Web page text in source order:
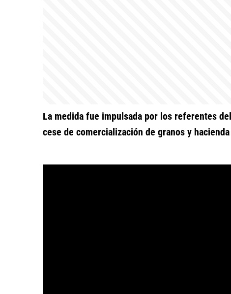
La medida fue impulsada por los referentes
cese de comercialización de granos y